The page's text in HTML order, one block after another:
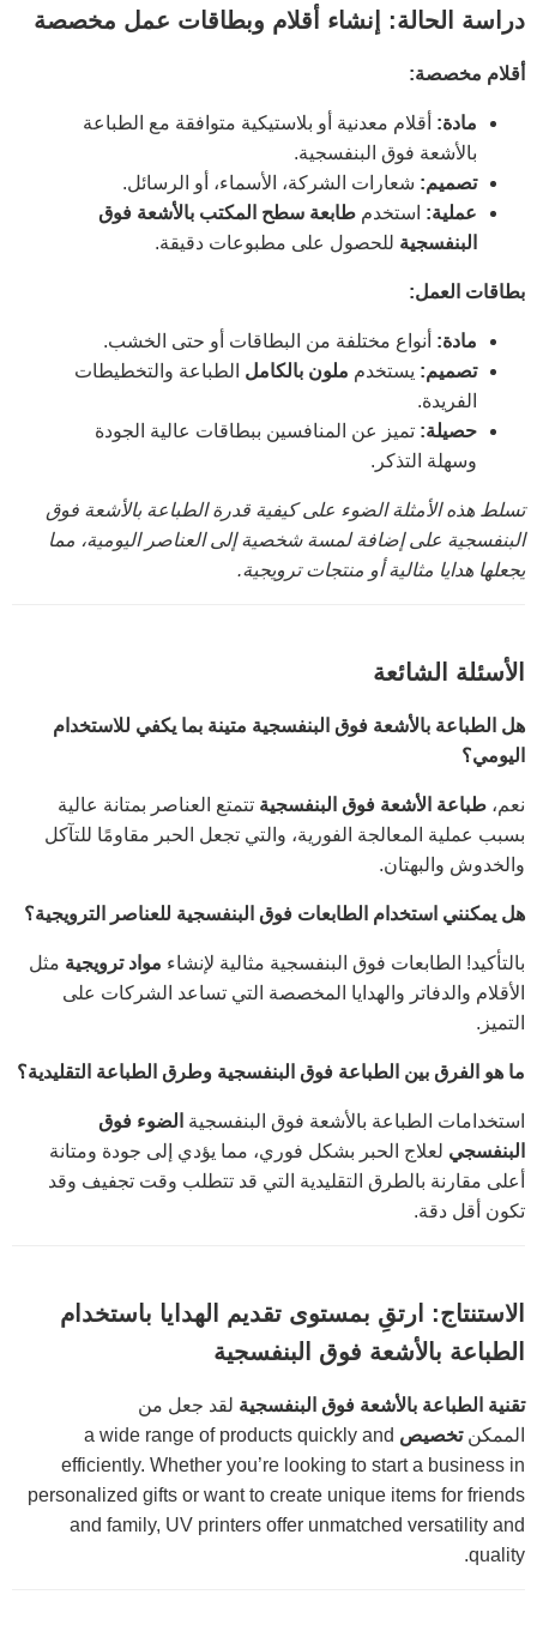
دراسة الحالة: إنشاء أقلام وبطاقات عمل مخصصة
أقلام مخصصة:
مادة: أقلام معدنية أو بلاستيكية متوافقة مع الطباعة
بالأشعة فوق البنفسجية.
تصميم: شعارات الشركة، الأسماء، أو الرسائل.
عملية: استخدم طابعة سطح المكتب بالأشعة فوق
البنفسجية للحصول على مطبوعات دقيقة.
بطاقات العمل:
مادة: أنواع مختلفة من البطاقات أو حتى الخشب.
تصميم: يستخدم ملون بالكامل الطباعة والتخطيطات
الفريدة.
حصيلة: تميز عن المنافسين ببطاقات عالية الجودة
وسهلة التذكر.
تسلط هذه الأمثلة الضوء على كيفية قدرة الطباعة بالأشعة فوق
البنفسجية على إضافة لمسة شخصية إلى العناصر اليومية، مما
يجعلها هدايا مثالية أو منتجات ترويجية.
الأسئلة الشائعة
هل الطباعة بالأشعة فوق البنفسجية متينة بما يكفي للاستخدام
اليومي؟
نعم، طباعة الأشعة فوق البنفسجية تتمتع العناصر بمتانة عالية
بسبب عملية المعالجة الفورية، والتي تجعل الحبر مقاومًا للتآكل
والخدوش والبهتان.
هل يمكنني استخدام الطابعات فوق البنفسجية للعناصر الترويجية؟
بالتأكيد! الطابعات فوق البنفسجية مثالية لإنشاء مواد ترويجية مثل
الأقلام والدفاتر والهدايا المخصصة التي تساعد الشركات على
التميز.
ما هو الفرق بين الطباعة فوق البنفسجية وطرق الطباعة التقليدية؟
استخدامات الطباعة بالأشعة فوق البنفسجية الضوء فوق
البنفسجي لعلاج الحبر بشكل فوري، مما يؤدي إلى جودة ومتانة
أعلى مقارنة بالطرق التقليدية التي قد تتطلب وقت تجفيف وقد
تكون أقل دقة.
الاستنتاج: ارتقِ بمستوى تقديم الهدايا باستخدام
الطباعة بالأشعة فوق البنفسجية
تقنية الطباعة بالأشعة فوق البنفسجية لقد جعل من
الممكنتخصيص a wide range of products quickly and
efficiently. Whether you’re looking to start a business in
personalized gifts or want to create unique items for friends
and family, UV printers offer unmatched versatility and
quality.